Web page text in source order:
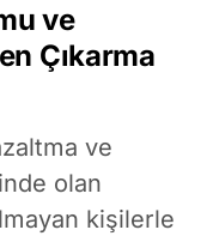
ve
Çıkarma
ve
olan
kişilerle